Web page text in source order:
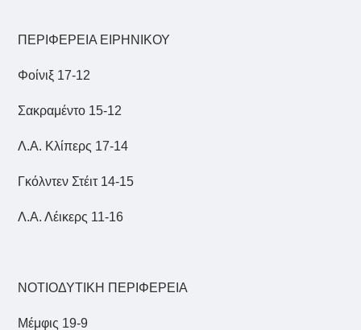
ΠΕΡΙΦΕΡΕΙΑ ΕΙΡΗΝΙΚΟΥ
Φοίνιξ 17-12
Σακραμέντο 15-12
Λ.Α. Κλίπερς 17-14
Γκόλντεν Στέιτ 14-15
Λ.Α. Λέικερς 11-16
ΝΟΤΙΟΔΥΤΙΚΗ ΠΕΡΙΦΕΡΕΙΑ
Μέμφις 19-9